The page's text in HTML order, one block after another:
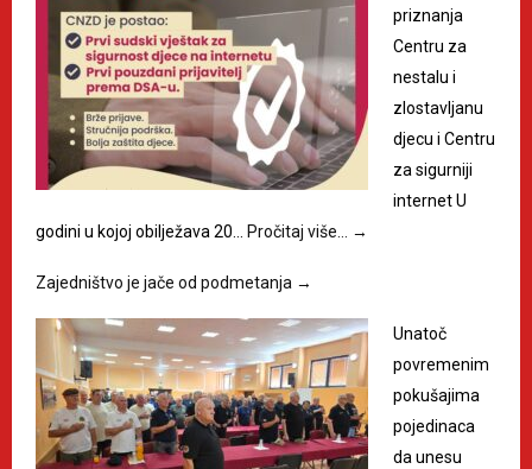
priznanja
Centru za
nestalu i
zlostavljanu
djecu i Centru
za sigurniji
internet U
godini u kojoj obilježava 20… Pročitaj više… →
Zajedništvo je jače od podmetanja →
Unatoč
povremenim
pokušajima
pojedinaca
da unesu